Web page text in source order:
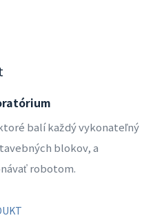
balí každý vykonateľný
blokov, a
robotom.